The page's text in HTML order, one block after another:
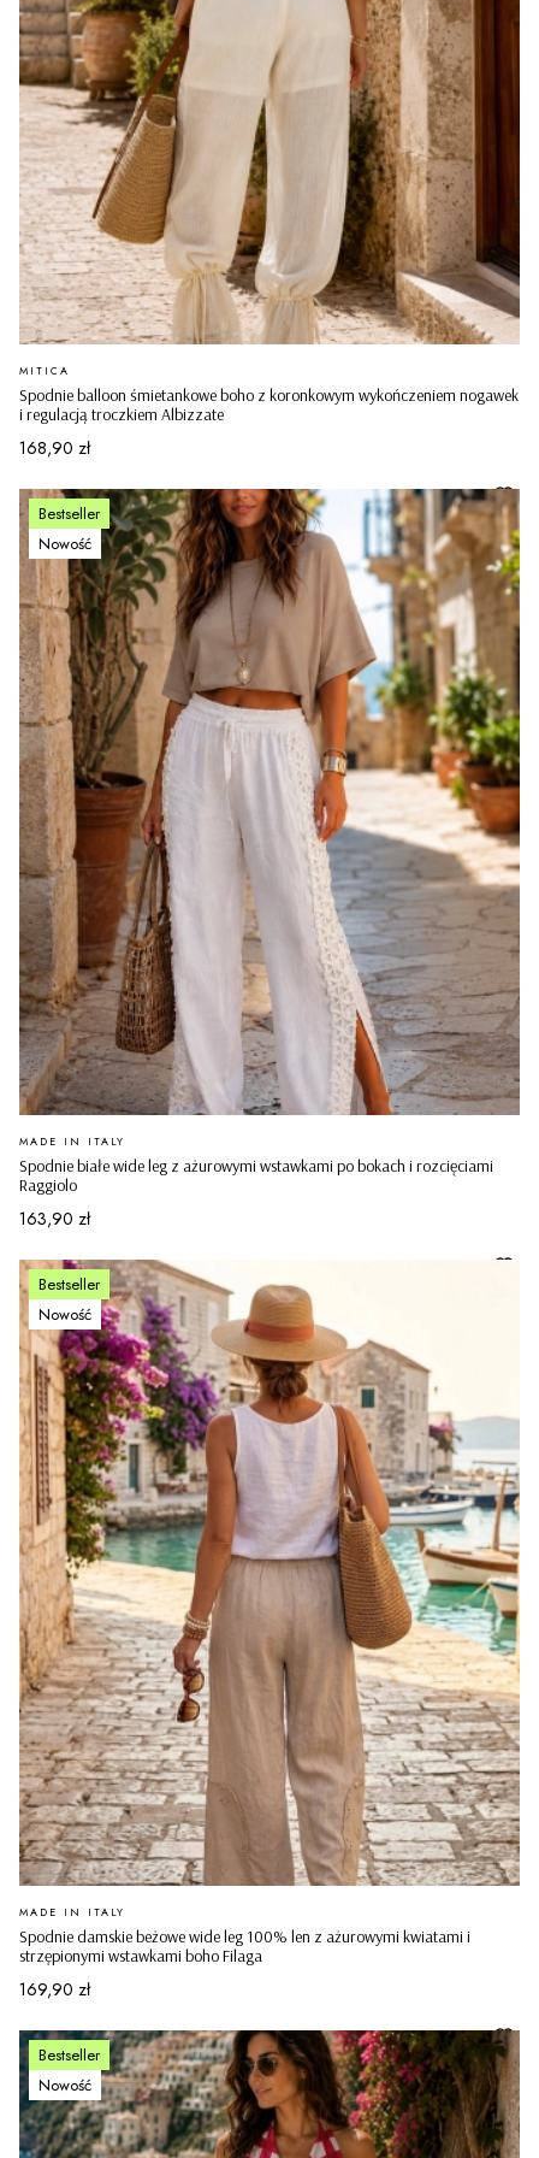
Spodnie balloon śmietankowe boho z koronkowym wykończeniem nogawek
i regulacją troczkiem Albizzate
PRODUCENT
MITICA
Cena
168,90 zł
Bestseller
Nowość
Spodnie białe wide leg z ażurowymi wstawkami po bokach i rozcięciami
Raggiolo
PRODUCENT
MADE IN ITALY
Cena
163,90 zł
Bestseller
Nowość
Spodnie damskie beżowe wide leg 100% len z ażurowymi kwiatami i
strzępionymi wstawkami boho Filaga
PRODUCENT
MADE IN ITALY
Cena
169,90 zł
Bestseller
Nowość